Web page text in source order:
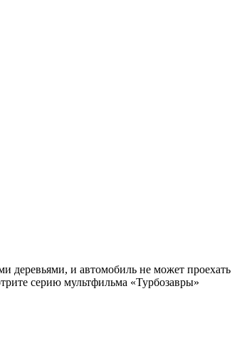
деревьями, и автомобиль не может проехать
серию мультфильма «Турбозавры»